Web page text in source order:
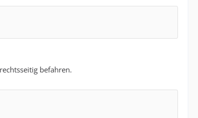
befahren.